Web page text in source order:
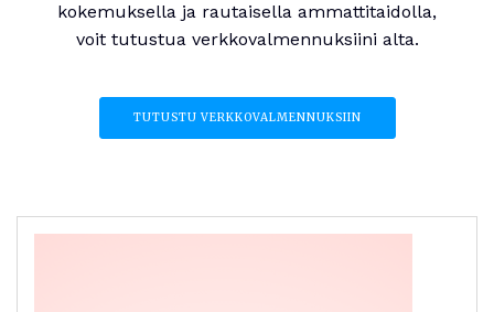
kokemuksella ja rautaisella ammattitaidolla,
voit tutustua verkkovalmennuksiini alta.
TUTUSTU VERKKOVALMENNUKSIIN